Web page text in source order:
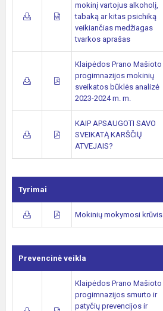
mokinį vartojus alkoholį,
tabaką ar kitas psichiką
veikiančias medžiagas
tvarkos aprašas
Klaipėdos Prano Mašioto
progimnazijos mokinių
sveikatos būklės analizė
2023-2024 m. m.
KAIP APSAUGOTI SAVO
SVEIKATĄ KARŠČIŲ
ATVEJAIS?
Tyrimai
Mokinių mokymosi krūvis
Prevencinė veikla
Klaipėdos Prano Mašioto
progimnazijos smurto ir
patyčių prevencijos ir